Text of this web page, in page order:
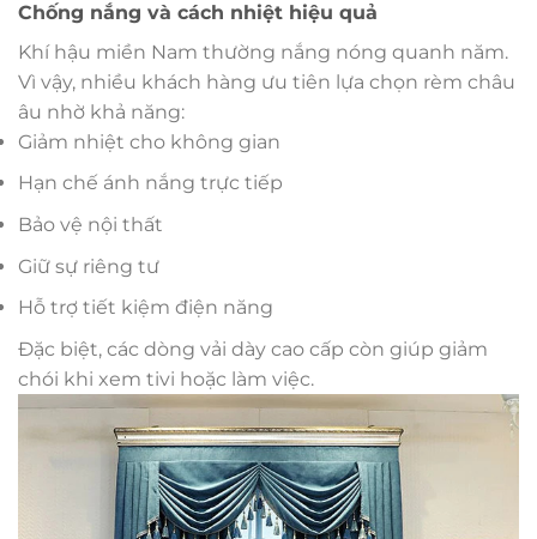
Chống nắng và cách nhiệt hiệu quả
Khí hậu miền Nam thường nắng nóng quanh năm.
Vì vậy, nhiều khách hàng ưu tiên lựa chọn rèm châu
âu nhờ khả năng:
Giảm nhiệt cho không gian
Hạn chế ánh nắng trực tiếp
Bảo vệ nội thất
Giữ sự riêng tư
Hỗ trợ tiết kiệm điện năng
Đặc biệt, các dòng vải dày cao cấp còn giúp giảm
chói khi xem tivi hoặc làm việc.